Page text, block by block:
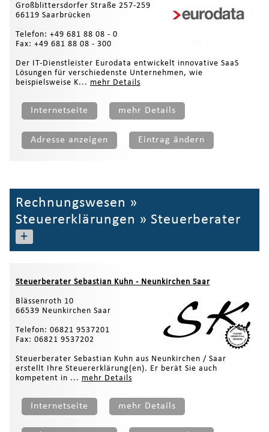
Großblittersdorfer Straße 257-259
66119 Saarbrücken
Telefon: +49 681 88 08 - 0
Fax: +49 681 88 08 - 300
Der IT-Dienstleister Eurodata entwickelt innovative SaaS
Lösungen für verschiedenste Unternehmen, wie
beispielsweise K... mehr Details
Internetseite mehr Details
Adresse anzeigen Eintrag ändern
Rechnungswesen »
Steuererklärungen » Steuerberater
+
Steuerberater Sebastian Kuhn - Neunkirchen Saar
Blässenroth 10
66539 Neunkirchen Saar
Telefon: 06821 9537201
Fax: 06821 9537202
Steuerberater Sebastian Kuhn aus Neunkirchen / Saar
erstellt Ihre Steuererklärung(en). Er berät Sie auch
kompetent in ... mehr Details
Internetseite mehr Details